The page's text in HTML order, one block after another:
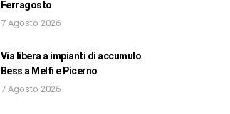
Ferragosto
7 Agosto 2026
Via libera a impianti di accumulo
Bess a Melfi e Picerno
7 Agosto 2026